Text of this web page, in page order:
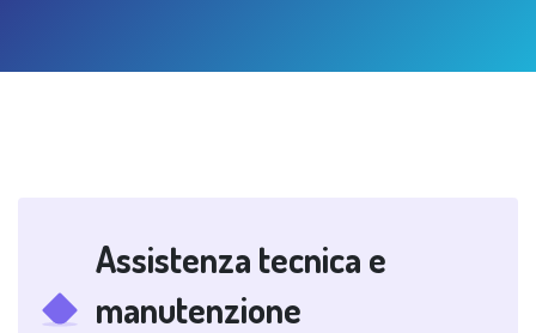
Assistenza tecnica e
manutenzione